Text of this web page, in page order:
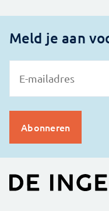
Meld je aan